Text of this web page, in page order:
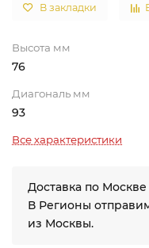
В закладки
Высота мм
76
Диагональ мм
93
Все характеристики
Доставка по
В Регионы
из Москвы.